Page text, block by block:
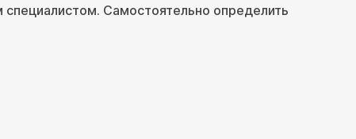
Самостоятельно определить